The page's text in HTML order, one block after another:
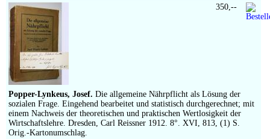
Popper-Lynkeus, Josef. Die allgemeine Nährpflicht als Lösung der
sozialen Frage. Eingehend bearbeitet und statistisch durchgerechnet; mit
einem Nachweis der theoretischen und praktischen Wertlosigkeit der
Wirtschaftslehre. Dresden, Carl Reissner 1912. 8°. XVI, 813, (1) S.
Orig.-Kartonumschlag.
350,--